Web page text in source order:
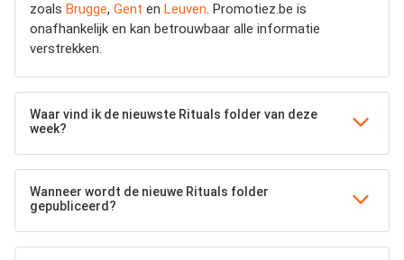
zoals Brugge, Gent en Leuven. Promotiez.be is
onafhankelijk en kan betrouwbaar alle informatie
verstrekken.
Waar vind ik de nieuwste Rituals folder van deze
week?
Wanneer wordt de nieuwe Rituals folder
gepubliceerd?